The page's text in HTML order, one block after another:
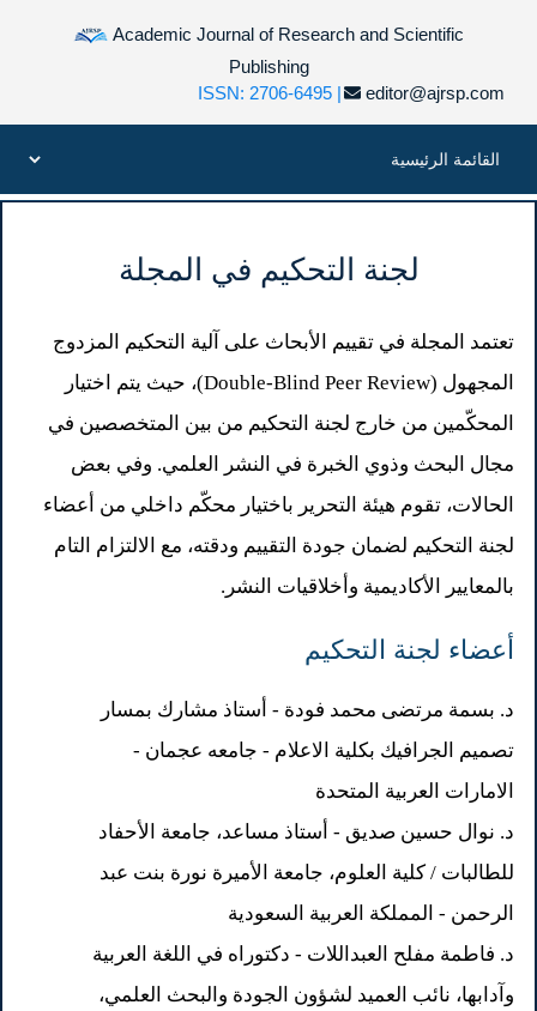
Academic Journal of Research and Scientific
Publishing
editor@ajrsp.com
ISSN: 2706-6495 |
لجنة التحكيم في المجلة
تعتمد المجلة في تقييم الأبحاث على آلية التحكيم المزدوج
المجهول (Double-Blind Peer Review)، حيث يتم اختيار
المحكّمين من خارج لجنة التحكيم من بين المتخصصين في
مجال البحث وذوي الخبرة في النشر العلمي. وفي بعض
الحالات، تقوم هيئة التحرير باختيار محكّم داخلي من أعضاء
لجنة التحكيم لضمان جودة التقييم ودقته، مع الالتزام التام
بالمعايير الأكاديمية وأخلاقيات النشر.
أعضاء لجنة التحكيم
د. بسمة مرتضى محمد فودة - أستاذ مشارك بمسار
تصميم الجرافيك بكلية الاعلام - جامعه عجمان -
الامارات العربية المتحدة
د. نوال حسين صديق - أستاذ مساعد، جامعة الأحفاد
للطالبات / كلية العلوم، جامعة الأميرة نورة بنت عبد
الرحمن - المملكة العربية السعودية
د. فاطمة مفلح العبداللات - دكتوراه في اللغة العربية
وآدابها، نائب العميد لشؤون الجودة والبحث العلمي،